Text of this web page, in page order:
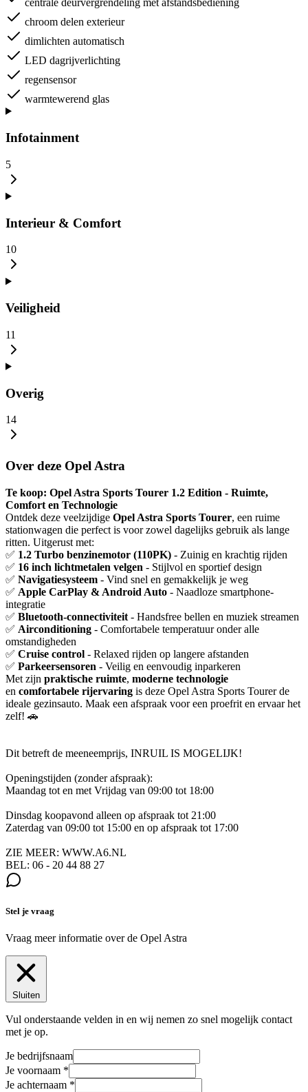
chroom delen exterieur
dimlichten automatisch
LED dagrijverlichting
regensensor
warmtewerend glas
Infotainment
5
Interieur & Comfort
10
Veiligheid
11
Overig
14
Over deze Opel Astra
Te koop: Opel Astra Sports Tourer 1.2 Edition - Ruimte,
Comfort en Technologie
Ontdek deze veelzijdige Opel Astra Sports Tourer, een ruime
stationwagen die perfect is voor zowel dagelijks gebruik als lange
ritten. Uitgerust met:
✅ 1.2 Turbo benzinemotor (110PK) - Zuinig en krachtig rijden
✅ 16 inch lichtmetalen velgen - Stijlvol en sportief design
✅ Navigatiesysteem - Vind snel en gemakkelijk je weg
✅ Apple CarPlay & Android Auto - Naadloze smartphone-
integratie
✅ Bluetooth-connectiviteit - Handsfree bellen en muziek streamen
✅ Airconditioning - Comfortabele temperatuur onder alle
omstandigheden
✅ Cruise control - Relaxed rijden op langere afstanden
✅ Parkeersensoren - Veilig en eenvoudig inparkeren
Met zijn praktische ruimte, moderne technologie
en comfortabele rijervaring is deze Opel Astra Sports Tourer de
ideale gezinsauto. Maak een afspraak voor een proefrit en ervaar het
zelf! 🚗
Dit betreft de meeneemprijs, INRUIL IS MOGELIJK!
Openingstijden (zonder afspraak):
Maandag tot en met Vrijdag van 09:00 tot 18:00
Dinsdag koopavond alleen op afspraak tot 21:00
Zaterdag van 09:00 tot 15:00 en op afspraak tot 17:00
ZIE MEER: WWW.A6.NL
BEL: 06 - 20 44 88 27
Stel je vraag
Vraag meer informatie over de Opel Astra
Sluiten
Vul onderstaande velden in en wij nemen zo snel mogelijk contact
met je op.
Je bedrijfsnaam
Je voornaam
Je achternaam